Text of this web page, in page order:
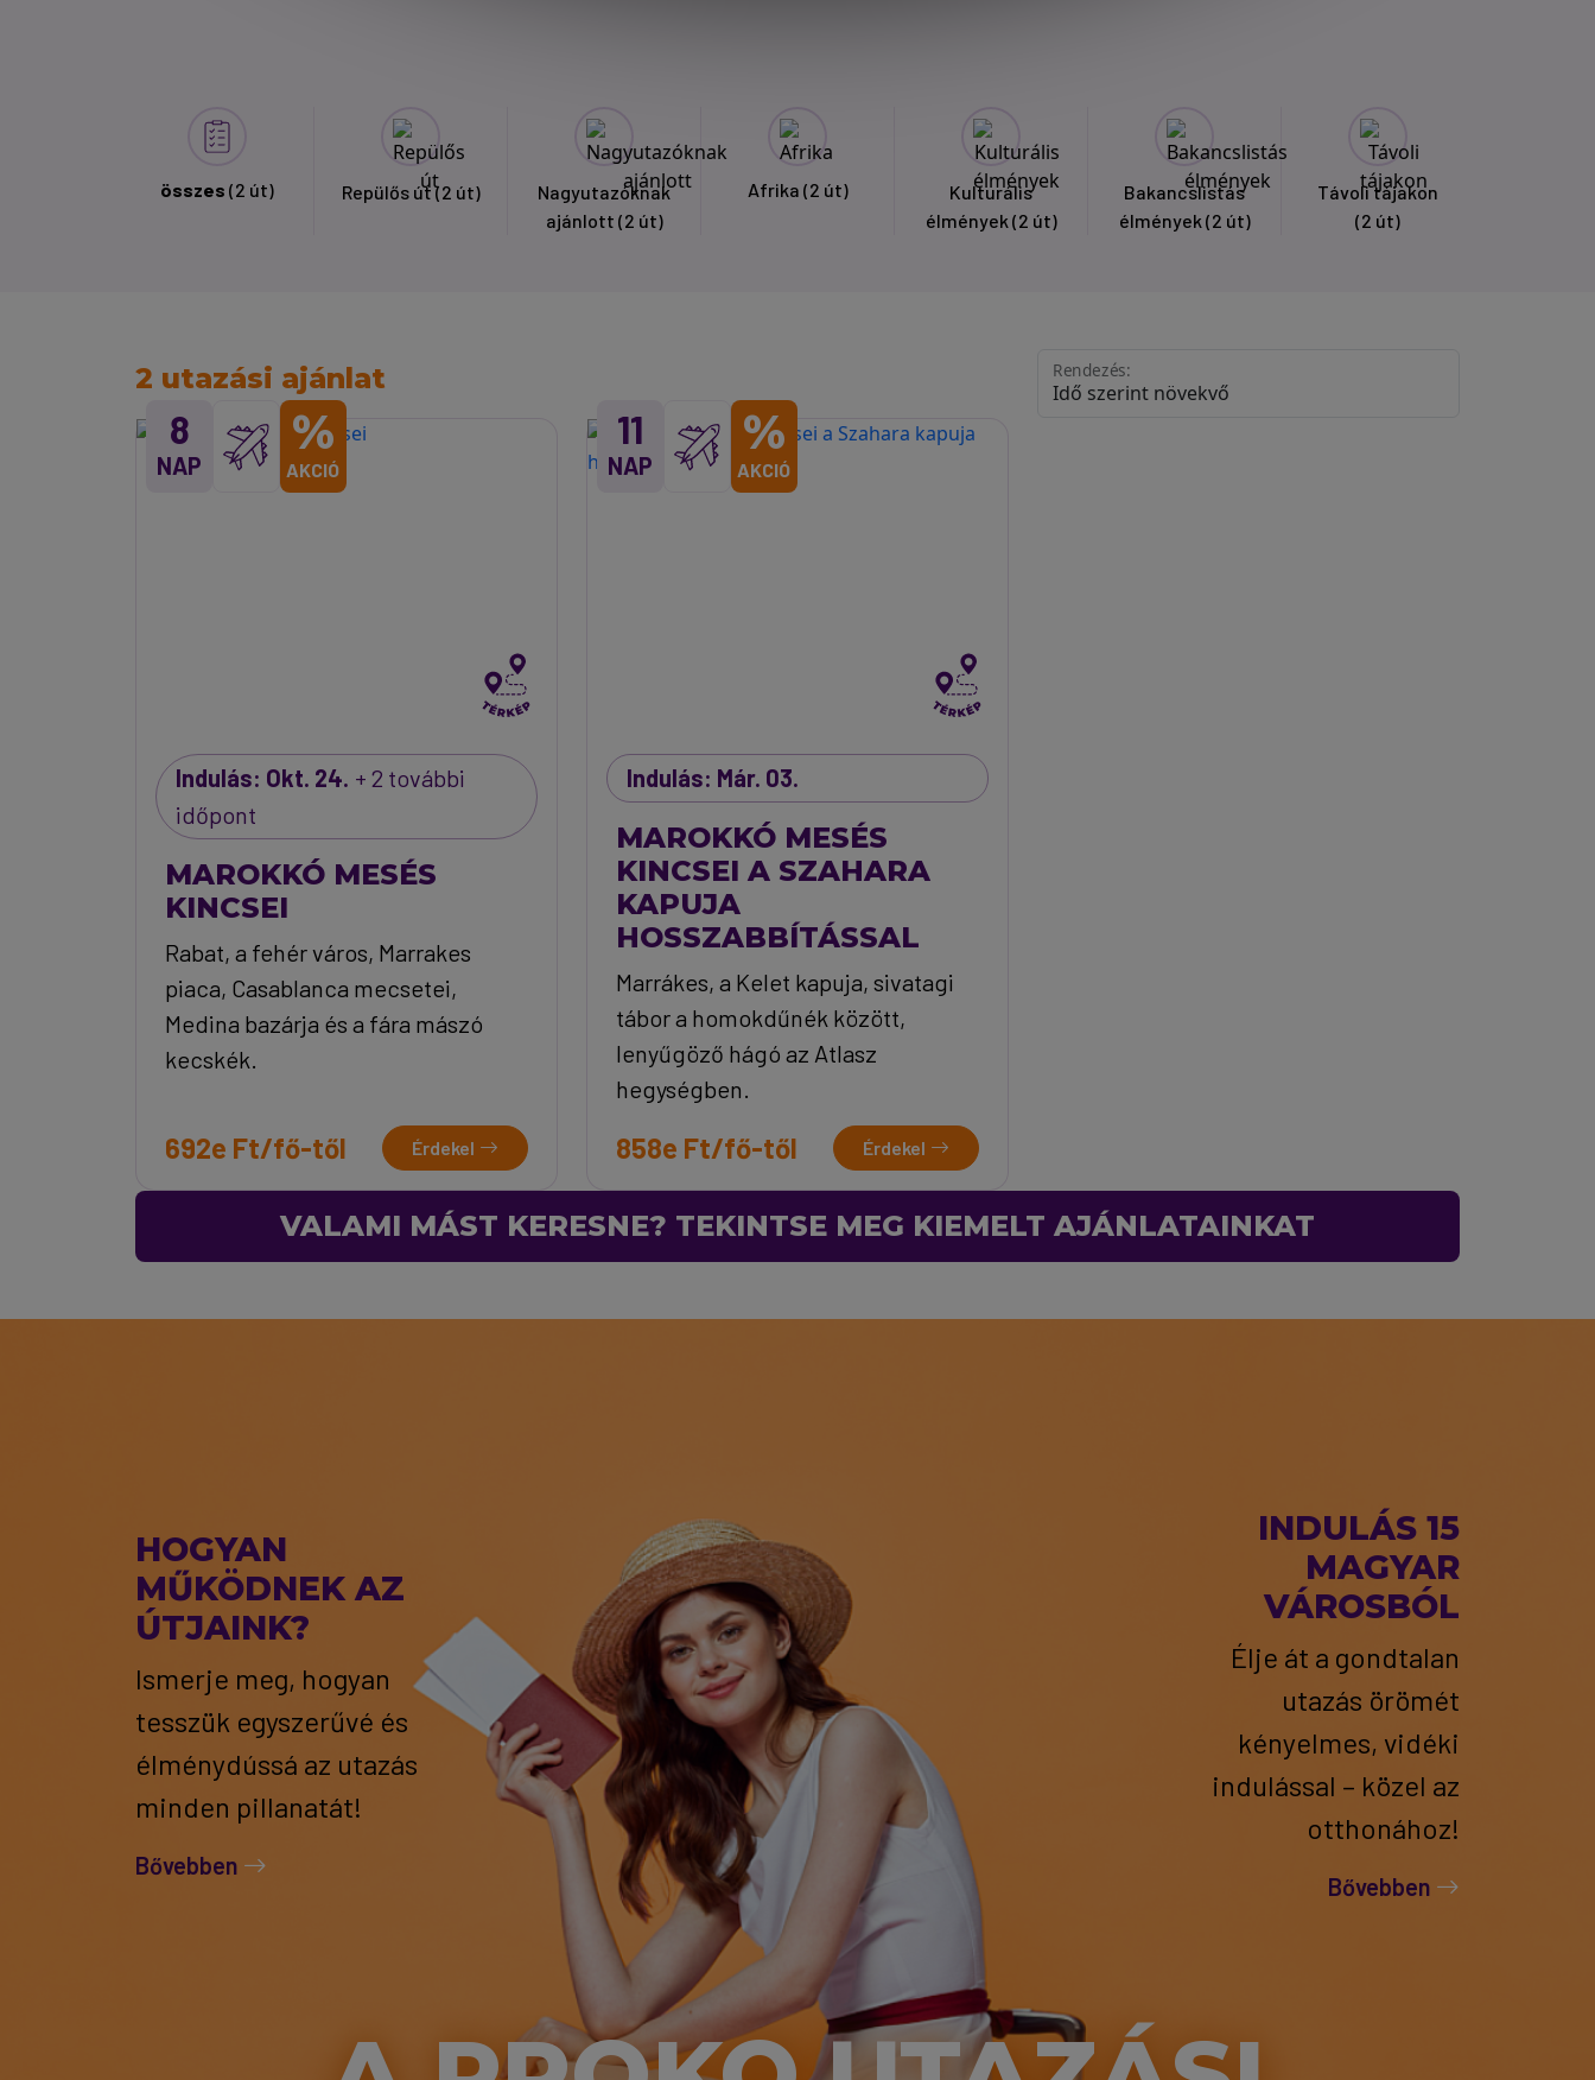
összes (2 út) Repülős út(2 út)
Nagyutazóknak
ajánlott (2 út)
Afrika (2 út)
Kulturális
élmények (2 út)
Bakancslistás
élmények (2 út)
Távoli tájakon
(2 út)
2 utazási ajánlat Rendezés:
8
NAP
%
AKCIÓ
Indulás: Okt. 24. + 2 további
időpont
MAROKKÓ MESÉS
KINCSEI
Rabat, a fehér város, Marrakes
piaca, Casablanca mecsetei,
Medina bazárja és a fára mászó
kecskék.
692e Ft/fő-től Érdekel
11
NAP
%
AKCIÓ
Indulás: Már. 03.
MAROKKÓ MESÉS
KINCSEI A SZAHARA
KAPUJA
HOSSZABBÍTÁSSAL
Marrákes, a Kelet kapuja, sivatagi
tábor a homokdűnék között,
lenyűgöző hágó az Atlasz
hegységben.
858e Ft/fő-től Érdekel
VALAMI MÁST KERESNE? TEKINTSE MEG KIEMELT AJÁNLATAINKAT
HOGYAN
MŰKÖDNEK AZ
ÚTJAINK?
Ismerje meg, hogyan
tesszük egyszerűvé és
élménydússá az utazás
minden pillanatát!
Bővebben
INDULÁS 15
MAGYAR
VÁROSBÓL
Élje át a gondtalan
utazás örömét
kényelmes, vidéki
indulással – közel az
otthonához!
Bővebben